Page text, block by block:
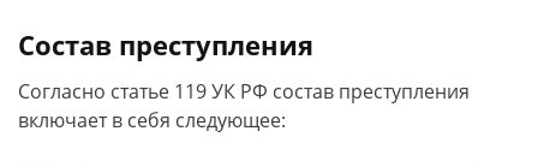
Состав преступления
Согласно статье 119 УК РФ состав преступления
включает в себя следующее: